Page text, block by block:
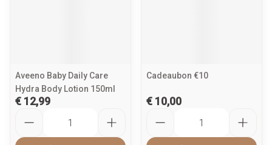
Aveeno Baby Daily Care
Hydra Body Lotion 150ml
€ 12,99
Cadeaubon €10
€ 10,00